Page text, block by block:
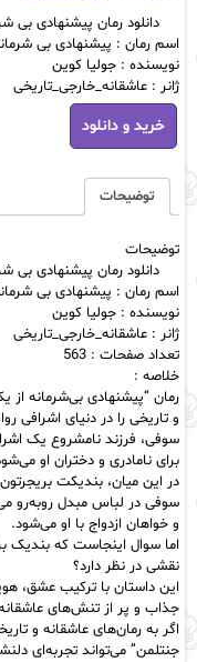
تومان48,000
بود.
دانلود رمان پیشنهادی بی
اسم رمان : پیشنهادی بی
نویسنده : جولیا کوین
ژانر : عاشقانه_خارجی_تاریخی
دانلود
رمان
پیشنهادی
شرمانه
از
جنتلمن-
جلد
سوم
|
اثر
جولیا
کوین
عدد
خرید و دانلود
توضیحات
توضیحات
دانلود رمان پیشنهادی بی
اسم رمان : پیشنهادی بی
نویسنده : جولیا کوین
ژانر : عاشقانه_خارجی_تاریخی
تعداد صفحات : 563
خلاصه :
رمان “پیشنهادی بی‌شرمانه از
و تاریخی را در دنیای اشرافی
سوفی، فرزند نامشروع یک
برای نامادری و دختران او
در این میان، بندیکت
سوفی در لباس مبدل روبه‌رو
و خواهان ازدواج با او می‌شود.
اما سوال اینجاست که بندیک
نقشی در نظر دارد؟
این داستان با ترکیب عشق،
جذاب و پر از تنش‌های
اگر به رمان‌های عاشقانه و
جنتلمن” می‌تواند تجربه‌ای